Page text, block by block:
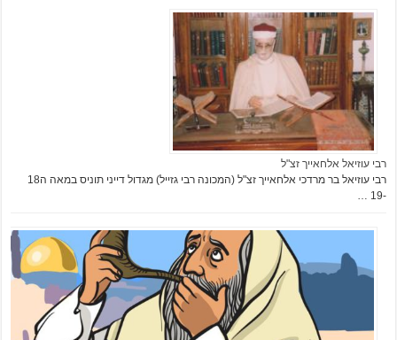
רבי עוזיאל אלחאייך זצ"ל
רבי עוזיאל בר מרדכי אלחאייך זצ"ל (המכונה רבי גזייל) מגדול דייני תוניס במאה ה18
-19 …